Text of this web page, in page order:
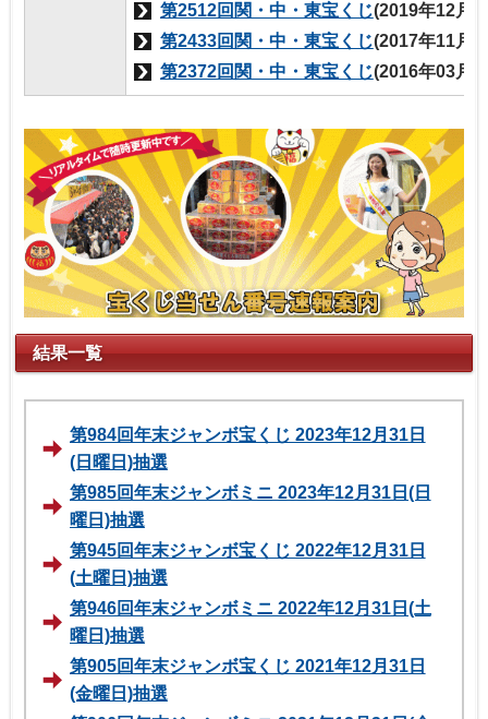
第2512回関・中・東宝くじ(2019年12月
第2433回関・中・東宝くじ(2017年11月
第2372回関・中・東宝くじ(2016年03月
結果一覧
第984回年末ジャンボ宝くじ 2023年12月31日
(日曜日)抽選
第985回年末ジャンボミニ 2023年12月31日(日
曜日)抽選
第945回年末ジャンボ宝くじ 2022年12月31日
(土曜日)抽選
第946回年末ジャンボミニ 2022年12月31日(土
曜日)抽選
第905回年末ジャンボ宝くじ 2021年12月31日
(金曜日)抽選